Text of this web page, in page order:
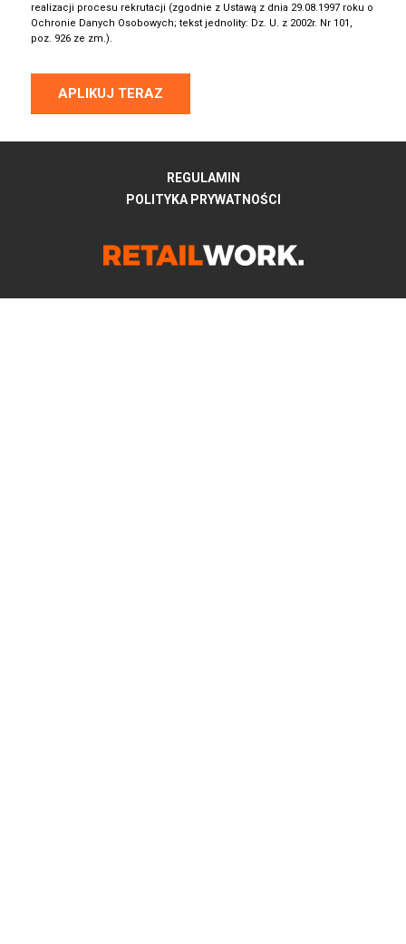
realizacji procesu rekrutacji (zgodnie z Ustawą z dnia 29.08.1997 roku o
Ochronie Danych Osobowych; tekst jednolity: Dz. U. z 2002r. Nr 101,
poz. 926 ze zm.).
APLIKUJ TERAZ
REGULAMIN
POLITYKA PRYWATNOŚCI